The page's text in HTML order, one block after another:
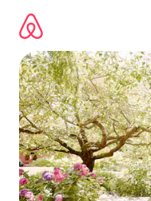
direct
naar
inhoud